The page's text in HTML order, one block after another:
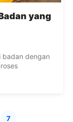
yang
badan dengan
7